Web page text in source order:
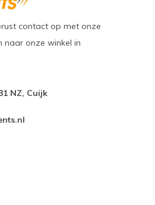
contact op met onze
naar onze winkel in
NZ, Cuijk